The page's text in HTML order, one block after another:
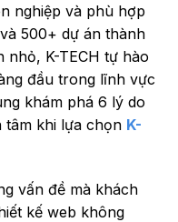
nghiệp và phù hợp
500+ dự án thành
nhỏ, K-TECH tự hào
đầu trong lĩnh vực
khám phá 6 lý do
tâm khi lựa chọn K-
vấn đề mà khách
kế web không